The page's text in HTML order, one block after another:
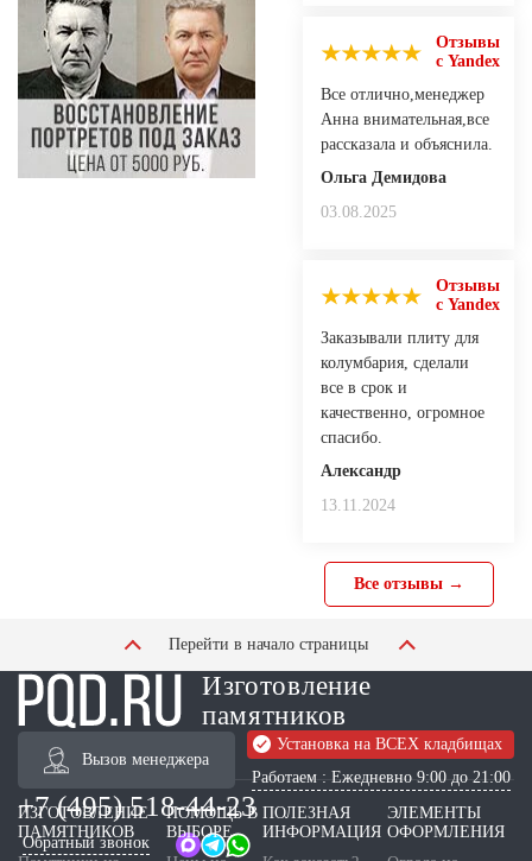
Отзывы
с Yandex
Все отлично,менеджер
Анна внимательная,все
рассказала и объяснила.
Ольга Демидова
03.08.2025
Отзывы
с Yandex
Заказывали плиту для
колумбария, сделали
все в срок и
качественно, огромное
спасибо.
Александр
13.11.2024
Все отзывы →
Перейти в начало страницы
Изготовление
памятников
Вызов менеджера
Установка на ВСЕХ кладбищах
Работаем : Ежедневно 9:00 до 21:00
+7 (495) 518-44-23
Обратный звонок
ИЗГОТОВЛЕНИЕ
ПАМЯТНИКОВ
ПОМОЩЬ В
ВЫБОРЕ
ПОЛЕЗНАЯ
ИНФОРМАЦИЯ
ЭЛЕМЕНТЫ
ОФОРМЛЕНИЯ